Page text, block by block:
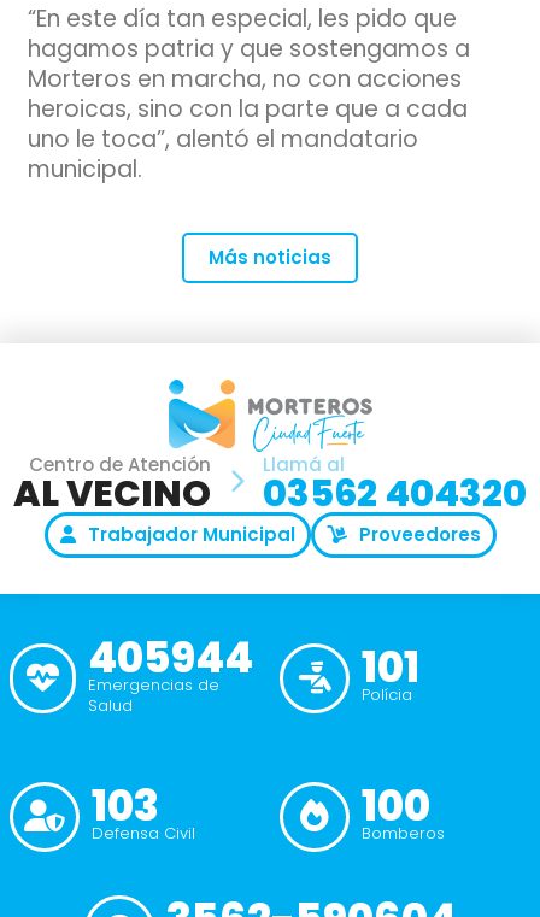
“En este día tan especial, les pido que
hagamos patria y que sostengamos a
Morteros en marcha, no con acciones
heroicas, sino con la parte que a cada
uno le toca”, alentó el mandatario
municipal.
Más noticias
Centro de Atención
AL VECINO
Llamá al
03562 404320
Trabajador Municipal Proveedores
405944
Emergencias de
Salud
101
Polícia
103
Defensa Civil 100
Bomberos